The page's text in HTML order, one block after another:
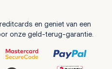
en geniet van een
onze geld-terug-garantie.